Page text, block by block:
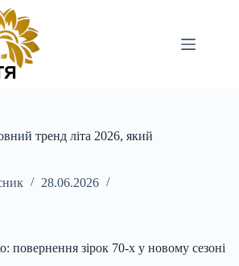
тренд літа 2026, який
28.06.2026
повернення зірок 70-х у новому сезоні